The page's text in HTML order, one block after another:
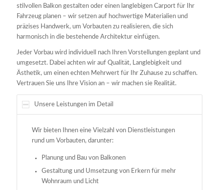
stilvollen Balkon gestalten oder einen langlebigen Carport für Ihr
Fahrzeug planen – wir setzen auf hochwertige Materialien und
präzises Handwerk, um Vorbauten zu realisieren, die sich
harmonisch in die bestehende Architektur einfügen.
Jeder Vorbau wird individuell nach Ihren Vorstellungen geplant und
umgesetzt. Dabei achten wir auf Qualität, Langlebigkeit und
Ästhetik, um einen echten Mehrwert für Ihr Zuhause zu schaffen.
Vertrauen Sie uns Ihre Vision an – wir machen sie Realität.
Unsere Leistungen im Detail
Wir bieten Ihnen eine Vielzahl von Dienstleistungen
rund um Vorbauten, darunter:
Planung und Bau von Balkonen
Gestaltung und Umsetzung von Erkern für mehr
Wohnraum und Licht